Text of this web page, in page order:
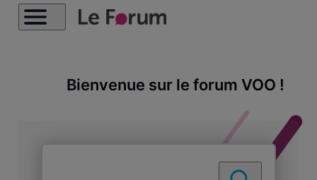
Bienvenue sur le forum VOO !